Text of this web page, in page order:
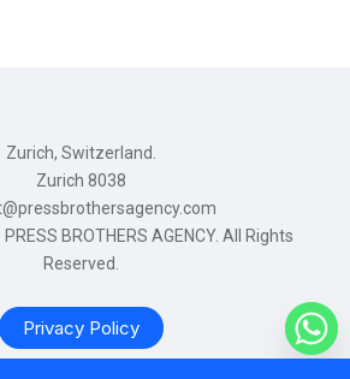
Zurich, Switzerland.
Zurich 8038
BROTHERS AGENCY. All Rights
Reserved.
Privacy Policy